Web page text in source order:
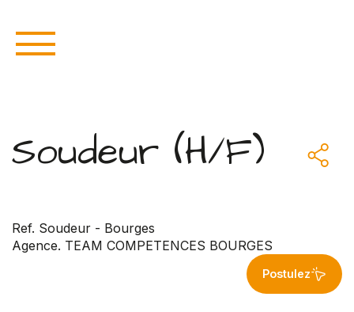
Soudeur (H/F)
Ref. Soudeur - Bourges
Agence. TEAM COMPETENCES BOURGES
Postulez